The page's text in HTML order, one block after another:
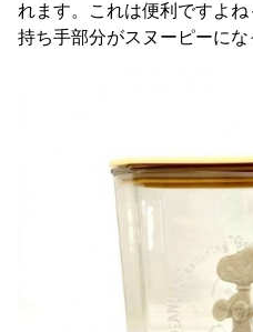
れます。これは便利ですよね
持ち手部分がスヌーピーに